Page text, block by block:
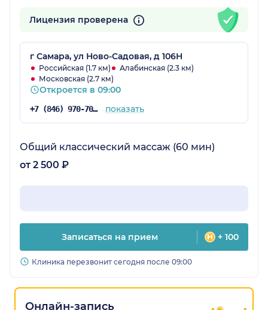
Лицензия проверена
г Самара, ул Ново-Садовая, д 106Н
Российская (1.7 км)
Алабинская (2.3 км)
Московская (2.7 км)
Откроется в 09:00
+7 (846) 970-70-34 показать
Общий классический массаж (60 мин)
от 2 500 ₽
Записаться на прием + 100
Клиника перезвонит сегодня после 09:00
Онлайн-запись